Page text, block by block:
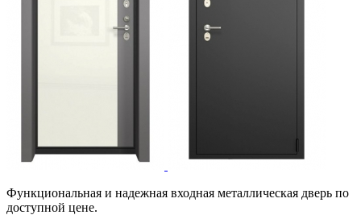
Функциональная и надежная входная металлическая дверь по
доступной цене.